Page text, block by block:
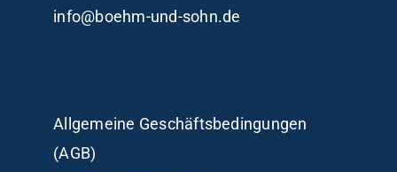
info@boehm-und-sohn.de
Allgemeine Geschäftsbedingungen
(AGB)